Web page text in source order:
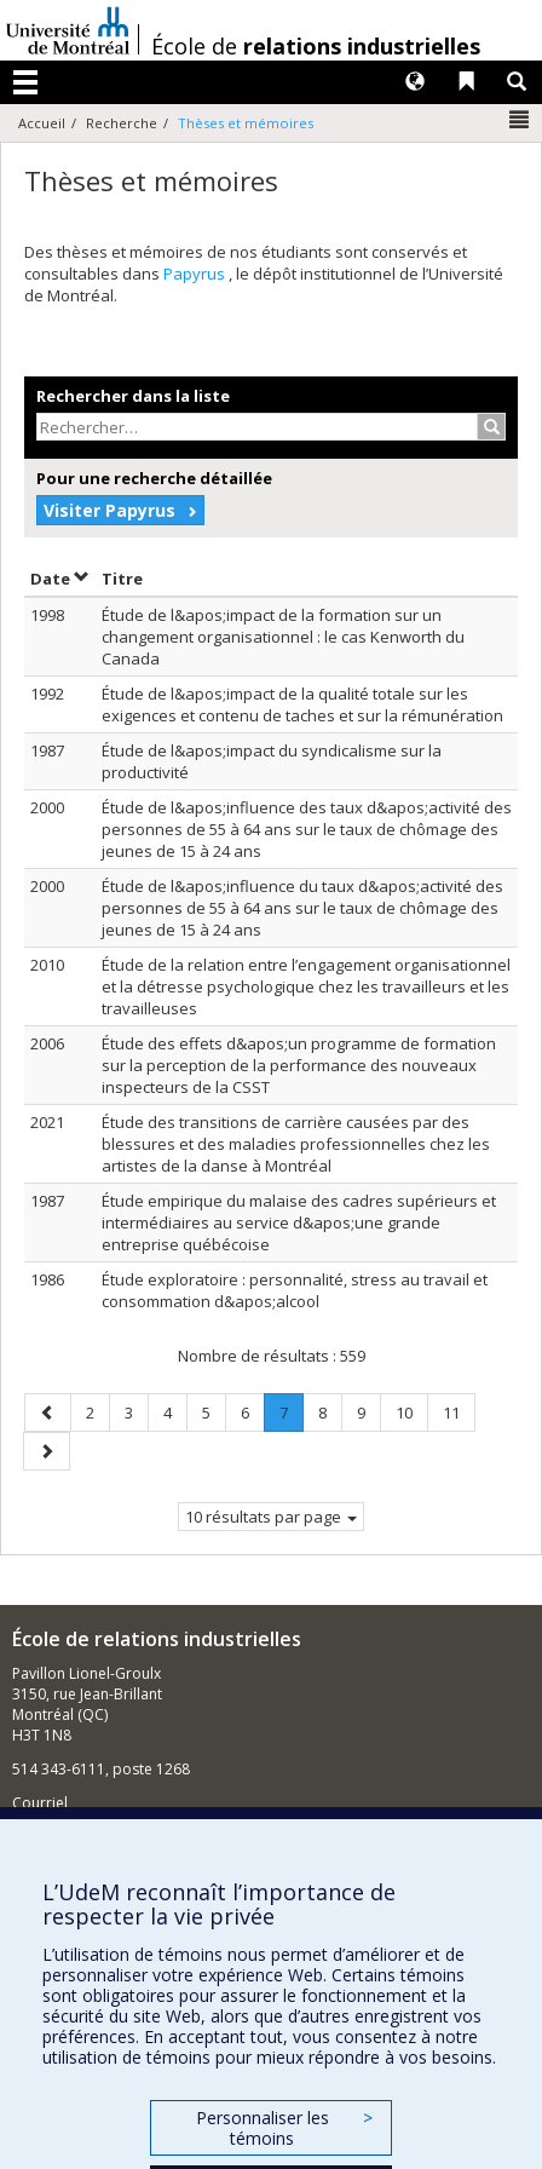
au
contenu
/École de relations industrielles
Menu
Liens
Langues
Accueil Recherche Thèses et mémoires
Thèses et mémoires
Des thèses et mémoires de nos étudiants sont conservés et
consultables dans Papyrus , le dépôt institutionnel de l’Université
de Montréal.
Rechercher dans la liste
Pour une recherche détaillée
Visiter Papyrus
DateTrier par date en ordre croissant
Titre
1998
Étude de l&apos;impact de la formation sur un
changement organisationnel : le cas Kenworth du
Canada
1992
Étude de l&apos;impact de la qualité totale sur les
exigences et contenu de taches et sur la rémunération
1987
Étude de l&apos;impact du syndicalisme sur la
productivité
2000
Étude de l&apos;influence des taux d&apos;activité des
personnes de 55 à 64 ans sur le taux de chômage des
jeunes de 15 à 24 ans
2000
Étude de l&apos;influence du taux d&apos;activité des
personnes de 55 à 64 ans sur le taux de chômage des
jeunes de 15 à 24 ans
2010
Étude de la relation entre l’engagement organisationnel
et la détresse psychologique chez les travailleurs et les
travailleuses
2006
Étude des effets d&apos;un programme de formation
sur la perception de la performance des nouveaux
inspecteurs de la CSST
2021
Étude des transitions de carrière causées par des
blessures et des maladies professionnelles chez les
artistes de la danse à Montréal
1987
Étude empirique du malaise des cadres supérieurs et
intermédiaires au service d&apos;une grande
entreprise québécoise
1986
Étude exploratoire : personnalité, stress au travail et
consommation d&apos;alcool
Nombre de résultats : 559
Page
précédente
Page
2 Page
3 Page
4 Page
5 Page
6 Page
7.
Page
Page
8 Page
9 Page
10 Page
11
Page
suivante
10 résultats par page
École de relations industrielles
Pavillon Lionel-Groulx
3150, rue Jean-Brillant
Montréal (QC)
H3T 1N8
514 343-6111, poste 1268
Courriel
Comment soutenir l'École?
BESOIN D'AIDE?
Plan du site
Signaler une erreur
Accessibilité
FACULTÉ DES ARTS ET DES SCIENCES
Nos départements et écoles
L’UdeM reconnaît l’importance de
respecter la vie privée
L’utilisation de témoins nous permet d’améliorer et de
personnaliser votre expérience Web. Certains témoins
sont obligatoires pour assurer le fonctionnement et la
sécurité du site Web, alors que d’autres enregistrent vos
préférences. En acceptant tout, vous consentez à notre
utilisation de témoins pour mieux répondre à vos besoins.
Personnaliser les
témoins
>